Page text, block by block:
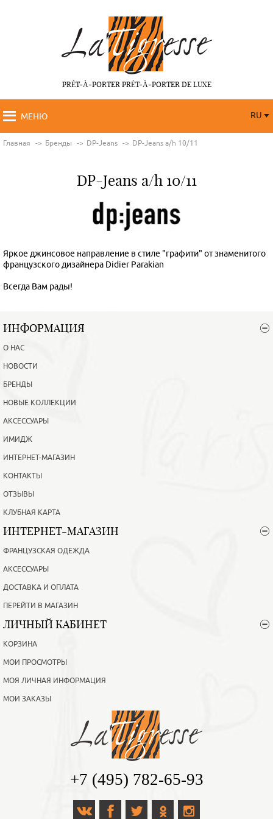
PRÉT-À-PORTER PRÉT-À-PORTER DE LUXE
МЕНЮ
RU
Главная Бренды DP-Jeans DP-Jeans a/h 10/11
DP-Jeans a/h 10/11
Яркое джинсовое направление в стиле "графити" от знаменитого
французского дизайнера Didier Parakian
Всегда Вам рады!
ИНФОРМАЦИЯ
О НАС
НОВОСТИ
БРЕНДЫ
НОВЫЕ КОЛЛЕКЦИИ
АКСЕССУАРЫ
ИМИДЖ
ИНТЕРНЕТ-МАГАЗИН
КОНТАКТЫ
ОТЗЫВЫ
КЛУБНАЯ КАРТА
ИНТЕРНЕТ-МАГАЗИН
ФРАНЦУЗСКАЯ ОДЕЖДА
АКСЕССУАРЫ
ДОСТАВКА И ОПЛАТА
ПЕРЕЙТИ В МАГАЗИН
ЛИЧНЫЙ КАБИНЕТ
КОРЗИНА
МОИ ПРОСМОТРЫ
МОЯ ЛИЧНАЯ ИНФОРМАЦИЯ
МОИ ЗАКАЗЫ
+7 (495) 782-65-93